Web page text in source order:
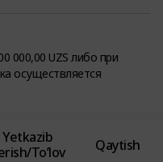
000,00 UZS либо при
осуществляется
Yetkazib
To’lov
Qaytish